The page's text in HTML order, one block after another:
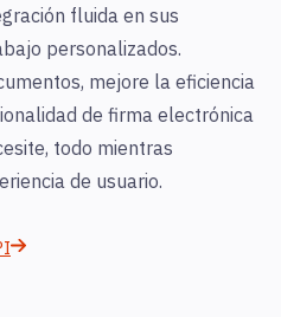
fluida en sus
personalizados.
mejore la eficiencia
de firma electrónica
todo mientras
de usuario.